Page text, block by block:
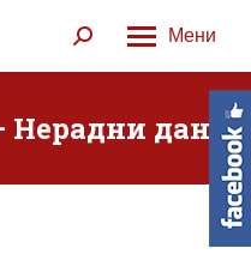
Мени
Search:
дан